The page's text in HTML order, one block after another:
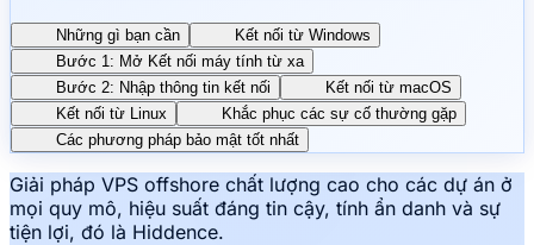
Những gì bạn cần
Kết nối từ Windows
Bước 1: Mở Kết nối máy tính từ xa
Bước 2: Nhập thông tin kết nối
Kết nối từ macOS
Kết nối từ Linux
Khắc phục các sự cố thường gặp
Các phương pháp bảo mật tốt nhất
Giải pháp VPS offshore chất lượng cao cho các dự án ở
mọi quy mô, hiệu suất đáng tin cậy, tính ẩn danh và sự
tiện lợi, đó là Hiddence.